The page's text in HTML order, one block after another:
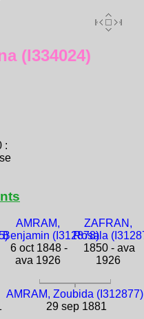
(I334024)
:
AMRAM,
Benjamin (I312878)
6 oct 1848 -
ava 1926
ZAFRAN,
Rosala
1850 - ava
1926
AMRAM, Zoubida (I312877)
29 sep 1881